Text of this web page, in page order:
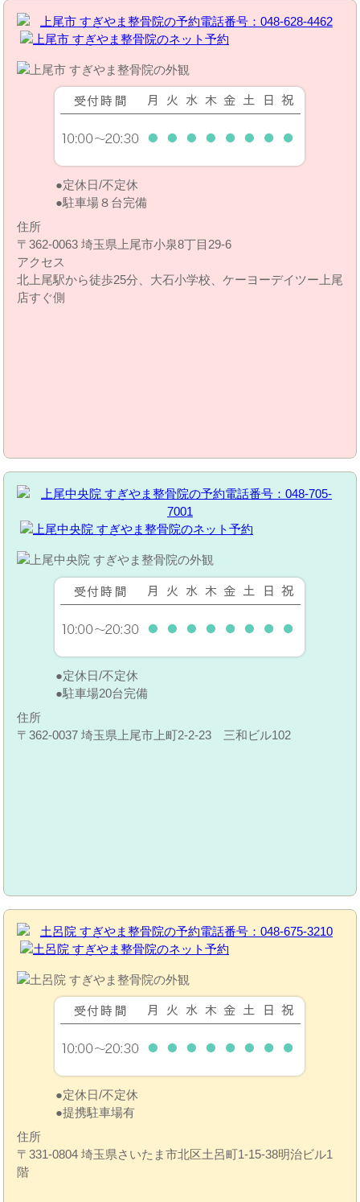
定休日/不定休
駐車場８台完備
住所
〒362-0063 埼玉県上尾市小泉8丁目29‐6
アクセス
北上尾駅から徒歩25分、大石小学校、ケーヨーデイツー上尾
店すぐ側
定休日/不定休
駐車場20台完備
住所
〒362-0037 埼玉県上尾市上町2-2-23 三和ビル102
定休日/不定休
提携駐車場有
住所
〒331-0804 埼玉県さいたま市北区土呂町1-15-38明治ビル1
階